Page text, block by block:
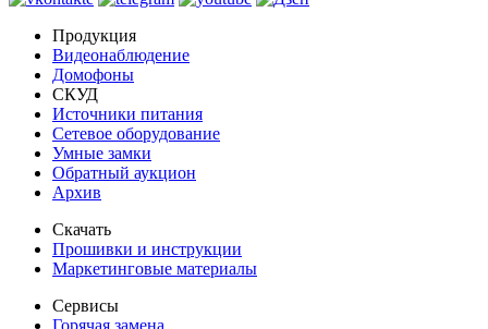
Продукция
Видеонаблюдение
Домофоны
СКУД
Источники питания
Сетевое оборудование
Умные замки
Обратный аукцион
Архив
Скачать
Прошивки и инструкции
Маркетинговые материалы
Сервисы
Горячая замена